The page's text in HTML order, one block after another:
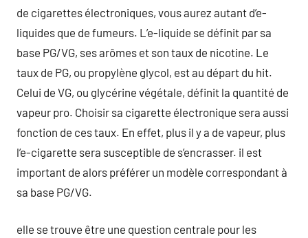
de cigarettes électroniques, vous aurez autant d’e-
liquides que de fumeurs. L’e-liquide se définit par sa
base PG/VG, ses arômes et son taux de nicotine. Le
taux de PG, ou propylène glycol, est au départ du hit.
Celui de VG, ou glycérine végétale, définit la quantité de
vapeur pro. Choisir sa cigarette électronique sera aussi
fonction de ces taux. En effet, plus il y a de vapeur, plus
l’e-cigarette sera susceptible de s’encrasser. il est
important de alors préférer un modèle correspondant à
sa base PG/VG.
elle se trouve être une question centrale pour les